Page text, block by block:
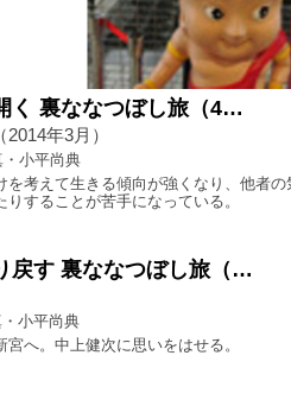
く 裏ななつぼし旅（4…
年3月）
小平尚典
を考えて生きる傾向が強くなり、他者
することが苦手になっている。
戻す 裏ななつぼし旅（…
小平尚典
へ。中上健次に思いをはせる。